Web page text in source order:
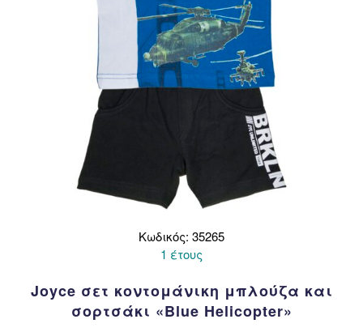
Κωδικός: 35265
1 έτους
Joyce σετ κοντομάνικη μπλούζα και
σορτσάκι «Blue Helicopter»